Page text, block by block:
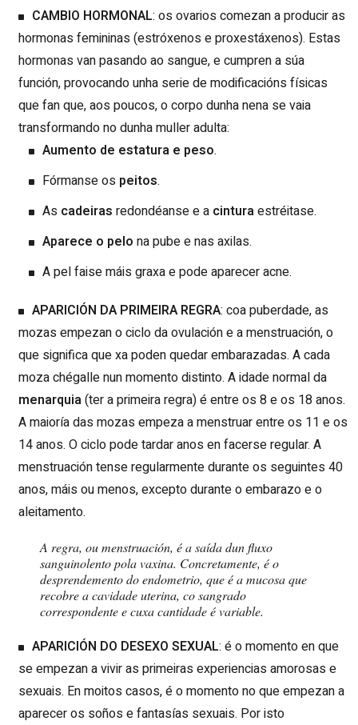
CAMBIO HORMONAL: os ovarios comezan a producir as
hormonas femininas (estróxenos e proxestáxenos). Estas
hormonas van pasando ao sangue, e cumpren a súa
función, provocando unha serie de modificacións físicas
que fan que, aos poucos, o corpo dunha nena se vaia
transformando no dunha muller adulta:
Aumento de estatura e peso.
Fórmanse os peitos.
As cadeiras redondéanse e a cinturaestréitase.
Aparece o pelo na pube e nas axilas.
A pel faise máis graxa e pode aparecer acne.
APARICIÓN DA PRIMEIRA REGRA: coa puberdade, as
mozas empezan o ciclo da ovulación e a menstruación, o
que significa que xa poden quedar embarazadas. A cada
moza chégalle nun momento distinto. A idade normal da
menarquia(ter a primeira regra) é entre os 8 e os 18 anos.
A maioría das mozas empeza a menstruar entre os 11 e os
14 anos. O ciclo pode tardar anos en facerse regular. A
menstruación tense regularmente durante os seguintes 40
anos, máis ou menos, excepto durante o embarazo e o
aleitamento.
A regra, ou menstruación, é a saída dun fluxo
sanguinolento pola vaxina. Concretamente, é o
desprendemento do endometrio, que é a mucosa que
recobre a cavidade uterina, co sangrado
correspondente e cuxa cantidade é variable.
APARICIÓN DO DESEXO SEXUAL: é o momento en que
se empezan a vivir as primeiras experiencias amorosas e
sexuais. En moitos casos, é o momento no que empezan a
aparecer os soños e fantasías sexuais. Por isto